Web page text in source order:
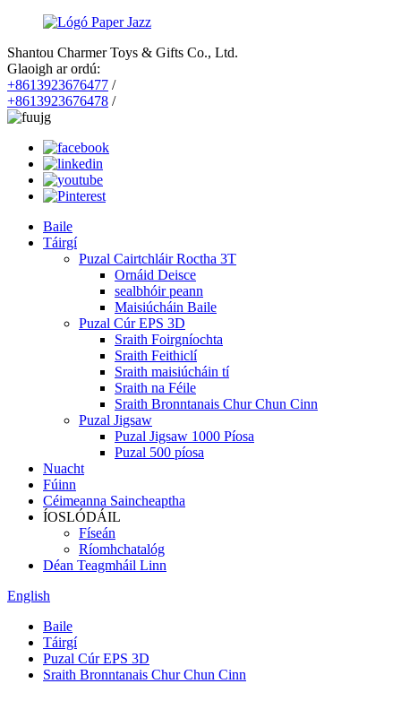
Shantou Charmer Toys & Gifts Co., Ltd.
Glaoigh ar ordú:
+8613923676477 /
+8613923676478 /
Baile
Táirgí
Puzal Cairtchláir Roctha 3T
Ornáid Deisce
sealbhóir peann
Maisiúcháin Baile
Puzal Cúr EPS 3D
Sraith Foirgníochta
Sraith Feithiclí
Sraith maisiúcháin tí
Sraith na Féile
Sraith Bronntanais Chur Chun Cinn
Puzal Jigsaw
Puzal Jigsaw 1000 Píosa
Puzal 500 píosa
Nuacht
Fúinn
Céimeanna Saincheaptha
ÍOSLÓDÁIL
Físeán
Ríomhchatalóg
Déan Teagmháil Linn
English
Baile
Táirgí
Puzal Cúr EPS 3D
Sraith Bronntanais Chur Chun Cinn